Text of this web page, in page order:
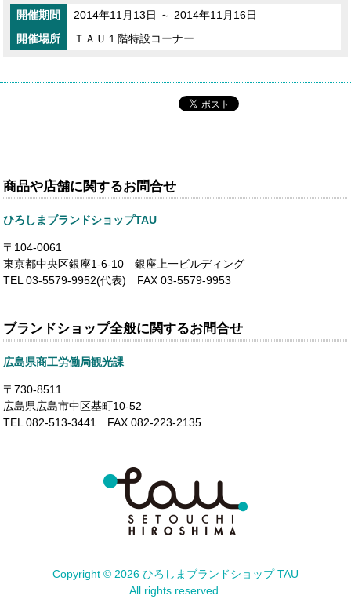
開催期間
2014年11月13日 ～ 2014年11月16日
開催場所
ＴＡＵ１階特設コーナー
商品や店舗に関するお問合せ
ひろしまブランドショップTAU
〒104-0061
東京都中央区銀座1-6-10 銀座上一ビルディング
TEL 03-5579-9952(代表) FAX 03-5579-9953
ブランドショップ全般に関するお問合せ
広島県商工労働局観光課
〒730-8511
広島県広島市中区基町10-52
TEL 082-513-3441 FAX 082-223-2135
Copyright © 2026 ひろしまブランドショップ TAU
All rights reserved.